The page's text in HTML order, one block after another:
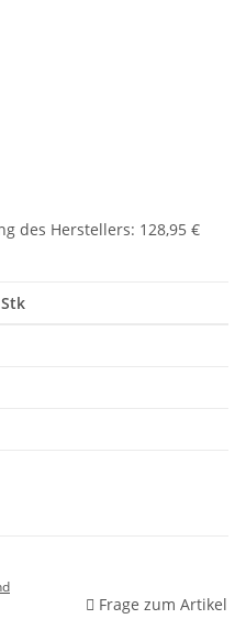
des Herstellers: 128,95 €
Frage zum Artikel